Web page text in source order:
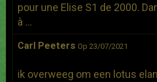
pour une Elise S1 de 2000.
à ...
Carl Peeters Op 23/07/2021
ik overweeg om een lotus